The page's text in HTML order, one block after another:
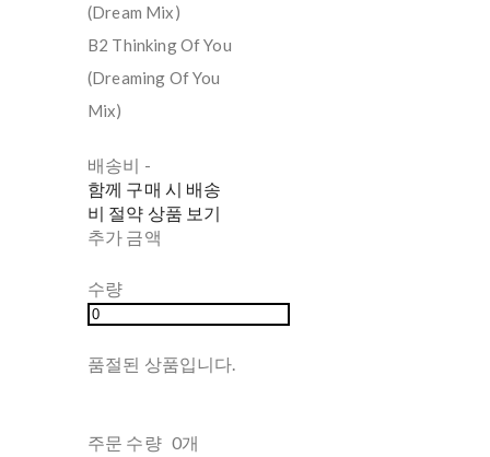
(Dream Mix)
B2 Thinking Of You
(Dreaming Of You
Mix)
배송비 -
함께 구매 시 배송
비 절약 상품 보기
추가 금액
수량
품절된 상품입니다.
주문 수량 0개